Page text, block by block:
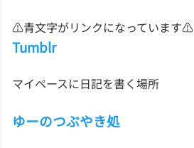
⚠青文字がリンクになっています⚠
Tumblr
マイペースに日記を書く場所
ゆーのつぶやき処